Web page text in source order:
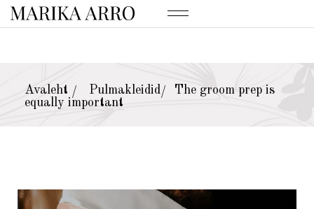
Avaleht / Pulmakleidid/
The groom prep is
equally important